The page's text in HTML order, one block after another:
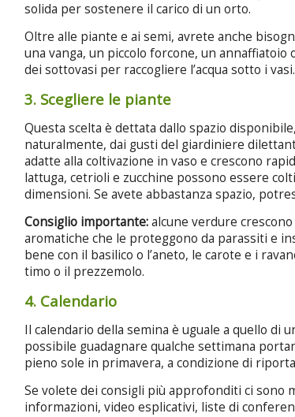
solida per sostenere il carico di un orto.
Oltre alle piante e ai semi, avrete anche
una vanga, un piccolo forcone, un
dei sottovasi per raccogliere l’acqua sotto i vasi.
3. Scegliere le piante
Questa scelta è dettata dallo spazio
naturalmente, dai gusti del giardiniere
adatte alla coltivazione in vaso e crescono
lattuga, cetrioli e zucchine possono essere
dimensioni. Se avete abbastanza spazio,
Consiglio importante:alcune verdure
aromatiche che le proteggono da parassiti e
bene con il basilico o l’aneto, le carote e i
timo o il prezzemolo.
4. Calendario
Il calendario della semina è uguale a quello di
possibile guadagnare qualche settimana
pieno sole in primavera, a condizione di
Se volete dei consigli più approfonditi ci
informazioni, video esplicativi, liste di